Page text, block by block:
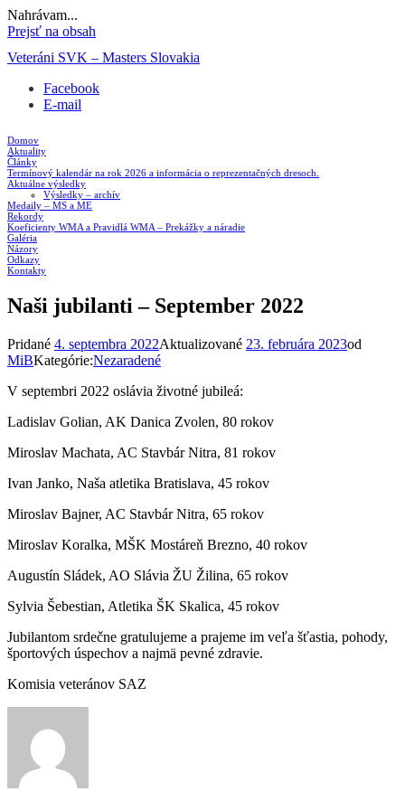
Nahrávam...
Prejsť na obsah
Veteráni SVK – Masters Slovakia
Facebook
E-mail
Domov
Aktuality
Články
Termínový kalendár na rok 2026 a informácia o reprezentačných dresoch.
Aktuálne výsledky
Výsledky – archív
Medaily – MS a ME
Rekordy
Koeficienty WMA a Pravidlá WMA – Prekážky a náradie
Galéria
Názory
Odkazy
Kontakty
Naši jubilanti – September 2022
Pridané 4. septembra 2022Aktualizované 23. februára 2023od
MiBKategórie:Nezaradené
V septembri 2022 oslávia životné jubileá:
Ladislav Golian, AK Danica Zvolen, 80 rokov
Miroslav Machata, AC Stavbár Nitra, 81 rokov
Ivan Janko, Naša atletika Bratislava, 45 rokov
Miroslav Bajner, AC Stavbár Nitra, 65 rokov
Miroslav Koralka, MŠK Mostáreň Brezno, 40 rokov
Augustín Sládek, AO Slávia ŽU Žilina, 65 rokov
Sylvia Šebestian, Atletika ŠK Skalica, 45 rokov
Jubilantom srdečne gratulujeme a prajeme im veľa šťastia, pohody,
športových úspechov a najmä pevné zdravie.
Komisia veteránov SAZ